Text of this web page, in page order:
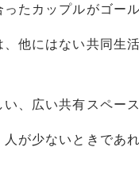
たカップルがゴー
他にはない共同生
、広い共有スペー
が少ないときであ